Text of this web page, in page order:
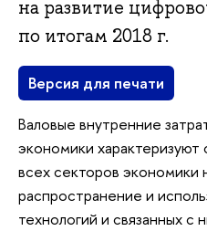
на развитие
по итогам 2018 г.
Версия для печати
Валовые внутренние
экономики
всех секторов экономики
распространение и
технологий и связанных с